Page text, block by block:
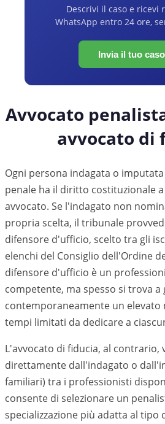
Descrivi il caso e ricevi
WhatsApp entro 24 ore,
Invia il tuo
Avvocato
avvocato di
Ogni persona indagata o
penale ha il diritto costituzionale
avvocato. Se l'indagato non
propria scelta, il tribunale
difensore d'ufficio, scelto tra gli
elenchi del Consiglio dell'Ordine
difensore d'ufficio è un
competente, ma spesso si trova a
contemporaneamente un elevato
tempi limitati da dedicare a
L'avvocato di fiducia, al contrario,
direttamente dall'indagato o
familiari) tra i professionisti
consente di selezionare un
specializzazione più adatta al tipo